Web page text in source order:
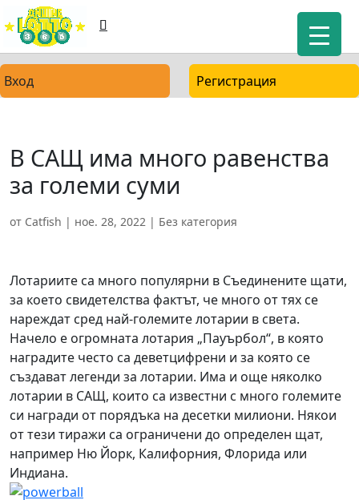
Вход Регистрация
В САЩ има много равенства
за големи суми
от Catfish | ное. 28, 2022 | Без категория
Лотариите са много популярни в Съединените щати,
за което свидетелства фактът, че много от тях се
нареждат сред най-големите лотарии в света.
Начело е огромната лотария „Пауърбол“, в която
наградите често са деветцифрени и за която се
създават легенди за лотарии. Има и още няколко
лотарии в САЩ, които са известни с много големите
си награди от порядъка на десетки милиони. Някои
от тези тиражи са ограничени до определен щат,
например Ню Йорк, Калифорния, Флорида или
Индиана.